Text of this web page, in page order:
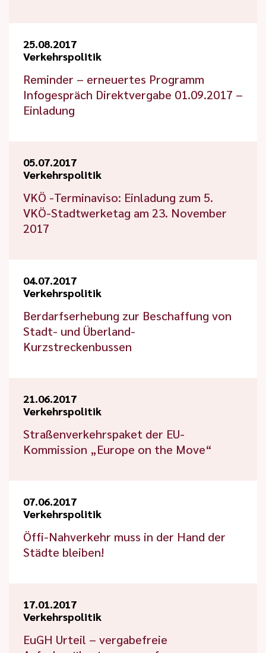
25.08.2017
Verkehrspolitik
Reminder – erneuertes Programm
Infogespräch Direktvergabe 01.09.2017 –
Einladung
05.07.2017
Verkehrspolitik
VKÖ -Terminaviso: Einladung zum 5.
VKÖ-Stadtwerketag am 23. November
2017
04.07.2017
Verkehrspolitik
Berdarfserhebung zur Beschaffung von
Stadt- und Überland-
Kurzstreckenbussen
21.06.2017
Verkehrspolitik
Straßenverkehrspaket der EU-
Kommission „Europe on the Move“
07.06.2017
Verkehrspolitik
Öffi-Nahverkehr muss in der Hand der
Städte bleiben!
17.01.2017
Verkehrspolitik
EuGH Urteil – vergabefreie